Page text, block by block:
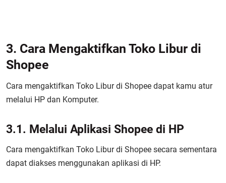
3. Cara Mengaktifkan Toko Libur di
Shopee
Cara mengaktifkan Toko Libur di Shopee dapat kamu atur
melalui HP dan Komputer.
3.1. Melalui Aplikasi Shopee di HP
Cara mengaktifkan Toko Libur di Shopee secara sementara
dapat diakses menggunakan aplikasi di HP.